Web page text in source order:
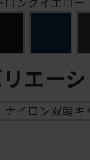
エー
ナイロン双輪キ